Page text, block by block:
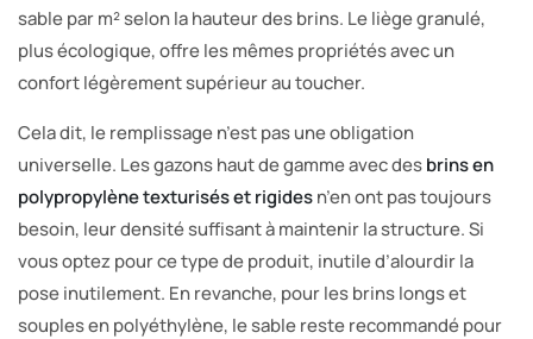
sable par m² selon la hauteur des brins. Le liège granulé,
plus écologique, offre les mêmes propriétés avec un
confort légèrement supérieur au toucher.
Cela dit, le remplissage n’est pas une obligation
universelle. Les gazons haut de gamme avec desbrins en
polypropylène texturisés et rigidesn’en ont pas toujours
besoin, leur densité suffisant à maintenir la structure. Si
vous optez pour ce type de produit, inutile d’alourdir la
pose inutilement. En revanche, pour les brins longs et
souples en polyéthylène, le sable reste recommandé pour